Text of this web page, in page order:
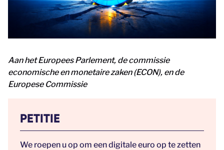
Aan het Europees Parlement, de commissie
economische en monetaire zaken (ECON), en de
Europese Commissie
PETITIE
We roepen u op om een digitale euro op te zetten